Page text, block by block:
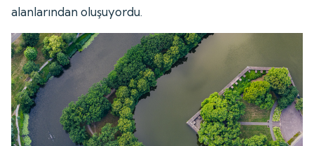
alanlarından oluşuyordu.